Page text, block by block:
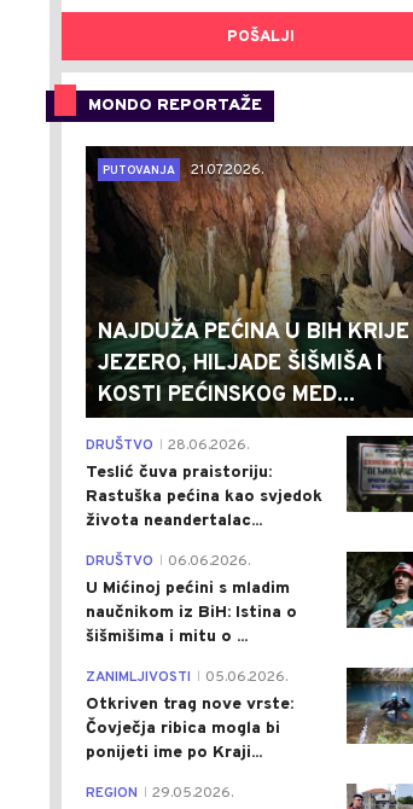
POŠALJI
MONDO REPORTAŽE
PUTOVANJA
21.07.2026.
NAJDUŽA PEĆINA U BIH KRIJE
JEZERO, HILJADE ŠIŠMIŠA I
KOSTI PEĆINSKOG MED...
DRUŠTVO 28.06.2026.
Teslić čuva praistoriju:
Rastuška pećina kao svjedok
života neandertalac...
DRUŠTVO 06.06.2026.
U Mićinoj pećini s mladim
naučnikom iz BiH: Istina o
šišmišima i mitu o ...
ZANIMLJIVOSTI 05.06.2026.
Otkriven trag nove vrste:
Čovječja ribica mogla bi
ponijeti ime po Kraji...
REGION 29.05.2026.